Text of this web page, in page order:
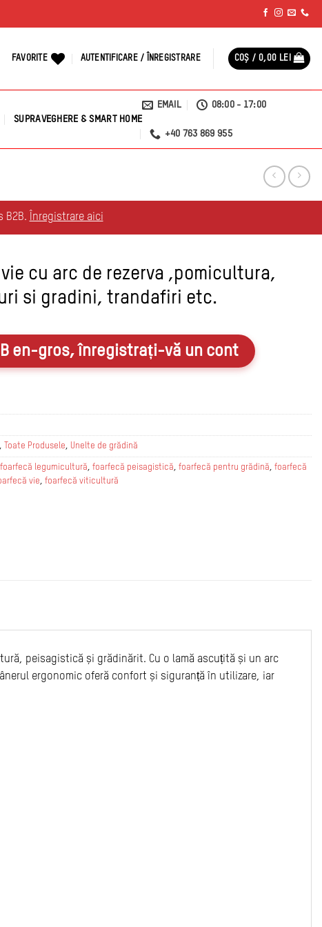
FAVORITE AUTENTIFICARE / ÎNREGISTRARE COȘ / 0,00 LEI
SUPRAVEGHERE & SMART HOME
EMAIL 08:00 - 17:00
+40 763 869 955
B2B. Înregistrare aici
cu arc de rezerva ,pomicultura,
si gradini, trandafiri etc.
en-gros, înregistrați-vă un cont
Toate Produsele Unelte de grădină
foarfecă legumicultură foarfecă peisagistică foarfecă pentru grădină
foarfecă
vie foarfecă viticultură
peisagistică și grădinărit. Cu o lamă ascuțită și un arc
ergonomic oferă confort și siguranță în utilizare, iar